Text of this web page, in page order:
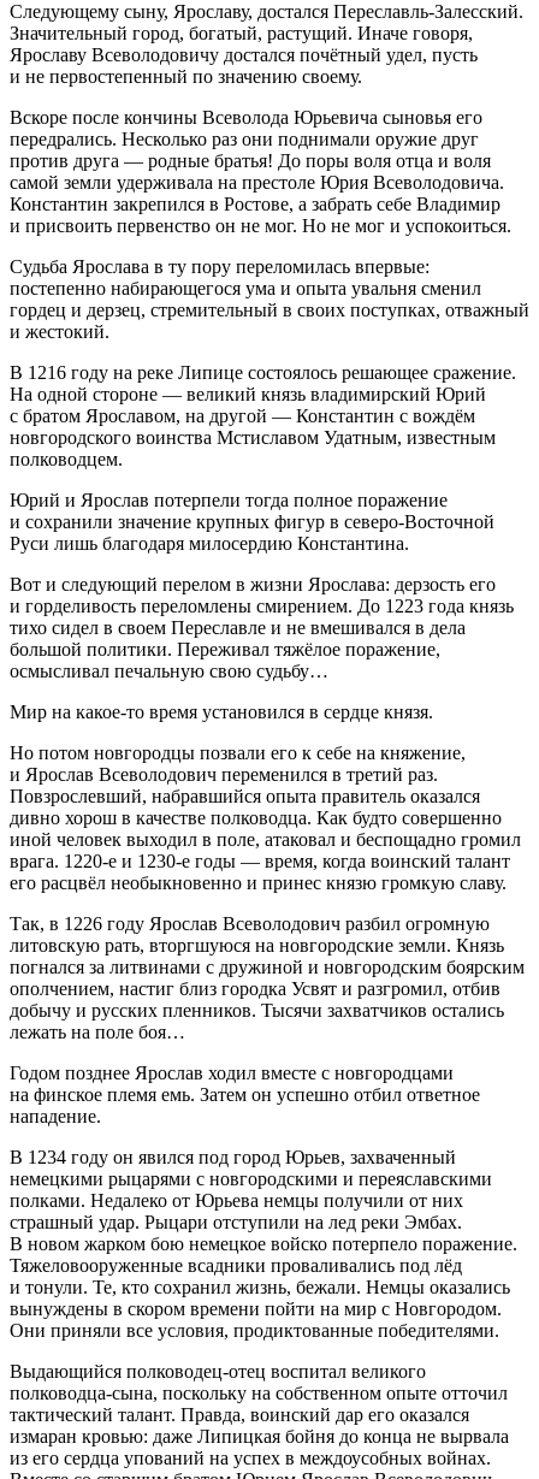
Следующему сыну, Ярославу, достался Переславль-Залесский.
Значительный город, богатый, растущий. Иначе говоря,
Ярославу Всеволодовичу достался почётный удел, пусть
и не первостепенный по значению своему.
Вскоре после кончины Всеволода Юрьевича сыновья его
передрались. Несколько раз они поднимали оружие друг
против друга — родные братья! До поры воля отца и воля
самой земли удерживала на престоле Юрия Всеволодовича.
Константин закрепился в Ростове, а забрать себе Владимир
и присвоить первенство он не мог. Но не мог и успокоиться.
Судьба Ярослава в ту пору переломилась впервые:
постепенно набирающегося ума и опыта увальня сменил
гордец и дерзец, стремительный в своих поступках, отважный
и жестокий.
В 1216 году на реке Липице состоялось решающее сражение.
На одной стороне — великий князь владимирский Юрий
с братом Ярославом, на другой — Константин с вождём
новгородского воинства Мстиславом Удатным, известным
полководцем.
Юрий и Ярослав потерпели тогда полное поражение
и сохранили значение крупных фигур в северо-Восточной
Руси лишь благодаря милосердию Константина.
Вот и следующий перелом в жизни Ярослава: дерзость его
и горделивость переломлены смирением. До 1223 года князь
тихо сидел в своем Переславле и не вмешивался в дела
большой политики. Переживал тяжёлое поражение,
осмысливал печальную свою судьбу…
Мир на какое-то время установился в сердце князя.
Но потом новгородцы позвали его к себе на княжение,
и Ярослав Всеволодович переменился в третий раз.
Повзрослевший, набравшийся опыта правитель оказался
дивно хорош в качестве полководца. Как будто совершенно
иной человек выходил в поле, атаковал и беспощадно громил
врага. 1220-е и 1230-е годы — время, когда воинский талант
его расцвёл необыкновенно и принес князю громкую славу.
Так, в 1226 году Ярослав Всеволодович разбил огромную
литовскую рать, вторгшуюся на новгородские земли. Князь
погнался за литвинами с дружиной и новгородским боярским
ополчением, настиг близ городка Усвят и разгромил, отбив
добычу и русских пленников. Тысячи захватчиков остались
лежать на поле боя…
Годом позднее Ярослав ходил вместе с новгородцами
на финское племя емь. Затем он успешно отбил ответное
нападение.
В 1234 году он явился под город Юрьев, захваченный
немецкими рыцарями с новгородскими и переяславскими
полками. Недалеко от Юрьева немцы получили от них
страшный удар. Рыцари отступили на лед реки Эмбах.
В новом жарком бою немецкое войско потерпело поражение.
Тяжеловооруженные всадники проваливались под лёд
и тонули. Те, кто сохранил жизнь, бежали. Немцы оказались
вынуждены в скором времени пойти на мир с Новгородом.
Они приняли все условия, продиктованные победителями.
Выдающийся полководец-отец воспитал великого
полководца-сына, поскольку на собственном опыте отточил
тактический талант. Правда, воинский дар его оказался
измаран кровью: даже Липицкая бойня до конца не вырвала
из его сердца упований на успех в междоусобных войнах.